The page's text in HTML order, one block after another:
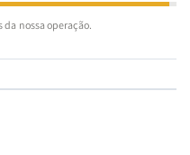
nossa operação.